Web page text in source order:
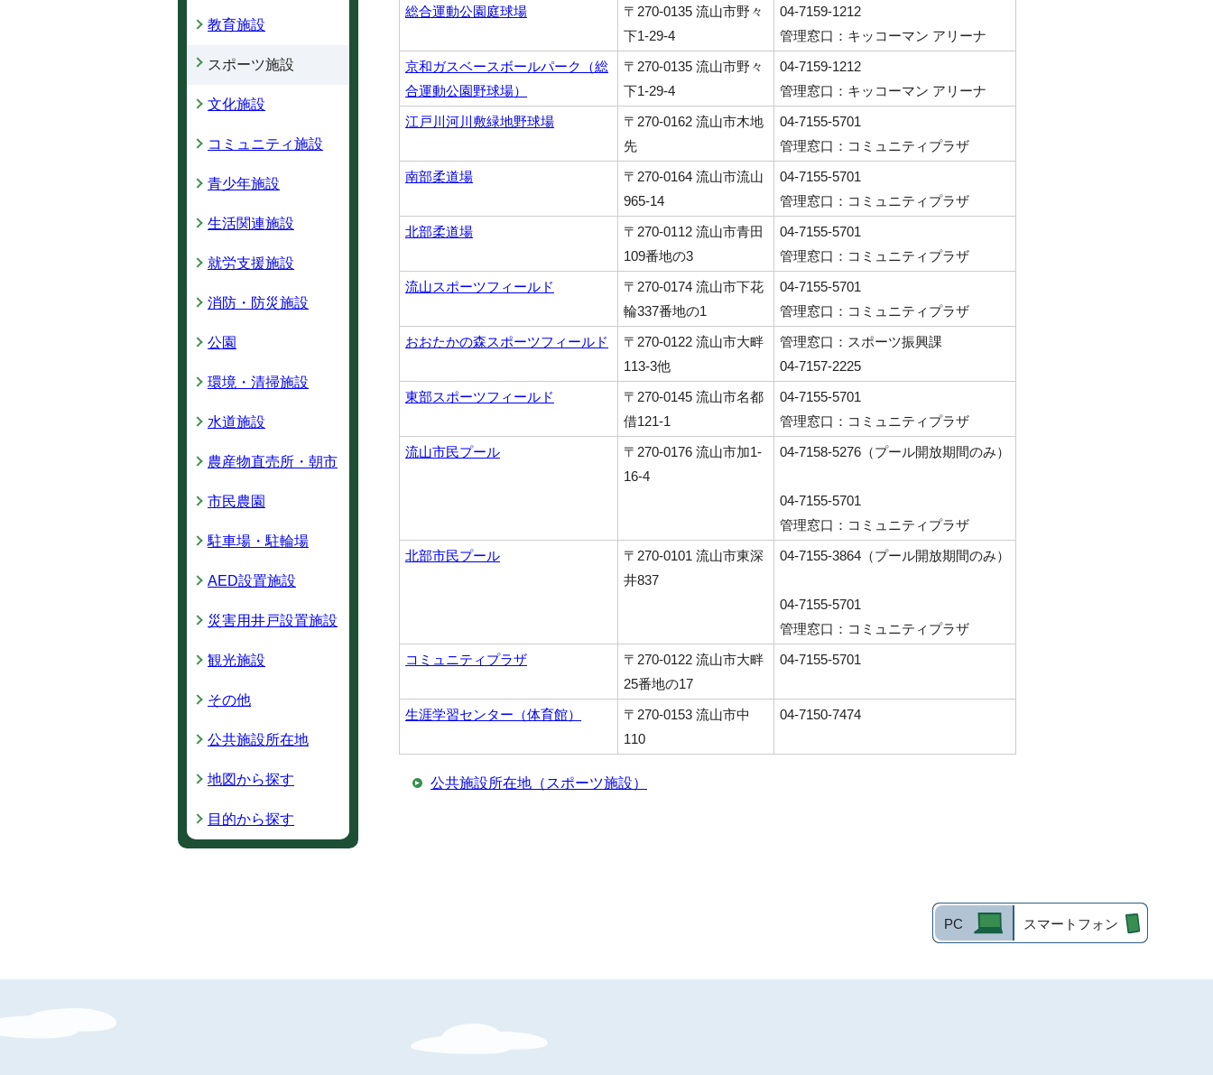
総合運動公園庭球場
〒270-0135 流山市野々
下1-29-4
04-7159-1212
管理窓口：キッコーマン アリーナ
京和ガスベースボールパーク（総
合運動公園野球場）
〒270-0135 流山市野々
下1-29-4
04-7159-1212
管理窓口：キッコーマン アリーナ
江戸川河川敷緑地野球場
〒270-0162 流山市木地
先
04-7155-5701
管理窓口：コミュニティプラザ
南部柔道場
〒270-0164 流山市流山
965-14
04-7155-5701
管理窓口：コミュニティプラザ
北部柔道場
〒270-0112 流山市青田
109番地の3
04-7155-5701
管理窓口：コミュニティプラザ
流山スポーツフィールド
〒270-0174 流山市下花
輪337番地の1
04-7155-5701
管理窓口：コミュニティプラザ
おおたかの森スポーツフィールド
〒270-0122 流山市大畔
113-3他
管理窓口：スポーツ振興課
04-7157-2225
東部スポーツフィールド
〒270-0145 流山市名都
借121-1
04-7155-5701
管理窓口：コミュニティプラザ
流山市民プール
〒270-0176 流山市加1-
16-4
04-7158-5276（プール開放期間のみ）
04-7155-5701
管理窓口：コミュニティプラザ
北部市民プール
〒270-0101 流山市東深
井837
04-7155-3864（プール開放期間のみ）
04-7155-5701
管理窓口：コミュニティプラザ
コミュニティプラザ
〒270-0122 流山市大畔
25番地の17
04-7155-5701
生涯学習センター（体育館）
〒270-0153 流山市中
110
04-7150-7474
公共施設所在地（スポーツ施設）
教育施設
スポーツ施設
文化施設
コミュニティ施設
青少年施設
生活関連施設
就労支援施設
消防・防災施設
公園
環境・清掃施設
水道施設
農産物直売所・朝市
市民農園
駐車場・駐輪場
AED設置施設
災害用井戸設置施設
観光施設
その他
公共施設所在地
地図から探す
目的から探す
PC スマートフォン